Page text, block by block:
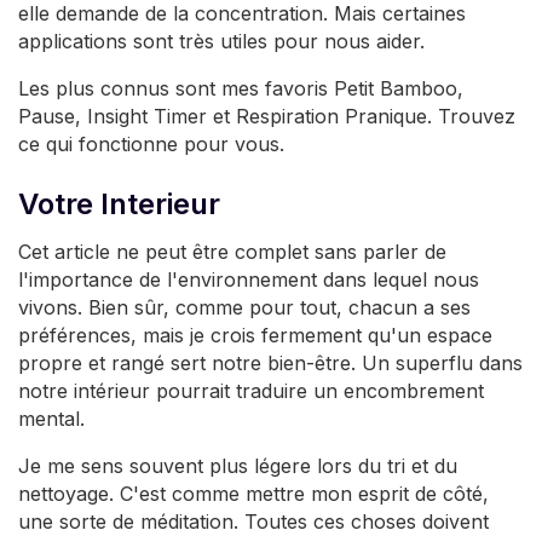
elle demande de la concentration. Mais certaines
applications sont très utiles pour nous aider.
Les plus connus sont mes favoris Petit Bamboo,
Pause, Insight Timer et Respiration Pranique. Trouvez
ce qui fonctionne pour vous.
Votre Interieur
Cet article ne peut être complet sans parler de
l'importance de l'environnement dans lequel nous
vivons. Bien sûr, comme pour tout, chacun a ses
préférences, mais je crois fermement qu'un espace
propre et rangé sert notre bien-être. Un superflu dans
notre intérieur pourrait traduire un encombrement
mental.
Je me sens souvent plus légere lors du tri et du
nettoyage. C'est comme mettre mon esprit de côté,
une sorte de méditation. Toutes ces choses doivent